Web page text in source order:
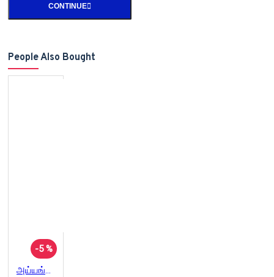
CONTINUE
People Also Bought
-5 %
அய்யங்காளி - தாழ்த்தப்பட்ட இனத்தவருடைய படைத்தலைவன்